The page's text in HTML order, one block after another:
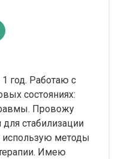
год. Работаю с
состояниях:
Провожу
стабилизации
использую методы
Имею